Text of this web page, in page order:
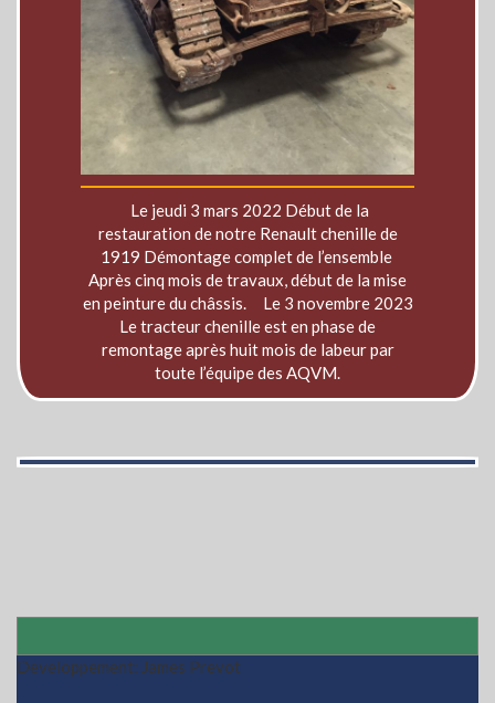
Le jeudi 3 mars 2022 Début de la
restauration de notre Renault chenille de
1919 Démontage complet de l’ensemble
Après cinq mois de travaux, début de la mise
en peinture du châssis. Le 3 novembre 2023
Le tracteur chenille est en phase de
remontage après huit mois de labeur par
toute l’équipe des AQVM.
Developpement: James Prevot